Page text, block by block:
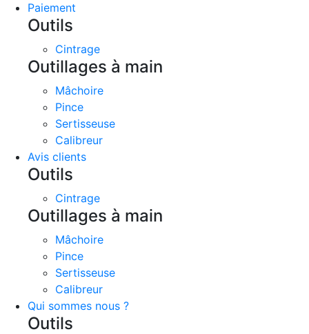
Paiement
Outils
Cintrage
Outillages à main
Mâchoire
Pince
Sertisseuse
Calibreur
Avis clients
Outils
Cintrage
Outillages à main
Mâchoire
Pince
Sertisseuse
Calibreur
Qui sommes nous ?
Outils